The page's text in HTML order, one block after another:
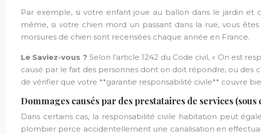
Par exemple, si votre enfant joue au ballon dans le jardin et
même, si votre chien mord un passant dans la rue, vous
morsures de chien sont recensées chaque année en France.
Le Saviez-vous ? Selon l’article 1242 du Code civil, « On est
causé par le fait des personnes dont on doit répondre, ou des
de vérifier que votre **garantie responsabilité civile** couvre
Dommages causés par des prestataires de services
Dans certains cas, la responsabilité civile habitation peut
plombier perce accidentellement une canalisation en